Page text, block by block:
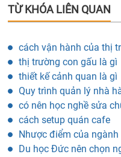
TỪ KHÓA LIÊN QUAN
cách vận hành của thị
thị trường con gấu là gì
thiết kế cảnh quan là gì
Quy trình quản lý nhà
có nên học nghề sửa
cách setup quán cafe
Nhược điểm của
Du học Đức nên chọn